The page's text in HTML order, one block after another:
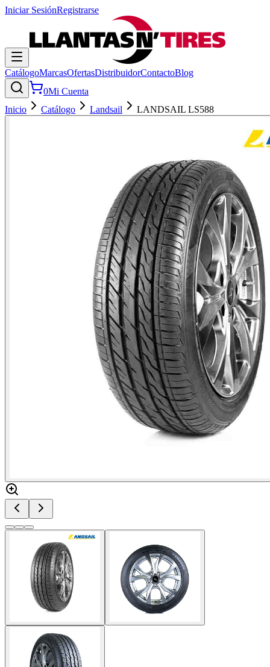
Iniciar SesiónRegistrarse
CatálogoMarcasOfertasDistribuidorContactoBlog
0Mi Cuenta
Inicio
Catálogo Landsail LANDSAIL LS588